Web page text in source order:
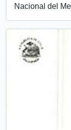
Nacional del